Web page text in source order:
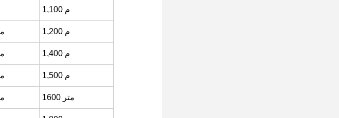
1,100 م
1,200 م
1,400 م
1,500 م
1600 متر